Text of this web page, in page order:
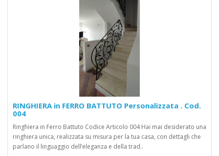
RINGHIERA in FERRO BATTUTO Personalizzata . Cod.
004
Ringhiera in Ferro Battuto Codice Articolo 004 Hai mai desiderato una
ringhiera unica, realizzata su misura per la tua casa, con dettagli che
parlano il linguaggio dell’eleganza e della trad..